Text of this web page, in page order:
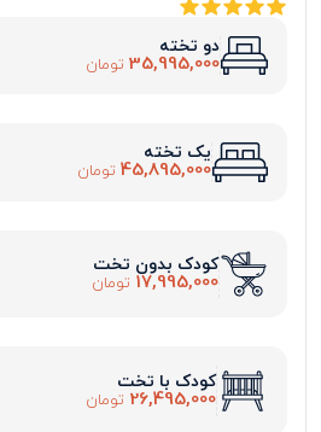
دو تخته
35,995,000 تومان
یک تخته
45,895,000 تومان
کودک بدون تخت
17,995,000 تومان
کودک با تخت
26,495,000 تومان